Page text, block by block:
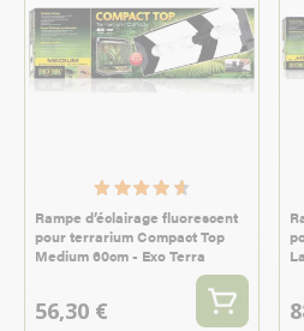
Rampe d’éclairage fluorescent
pour terrarium Compact Top
Medium 60cm - Exo Terra
56,30 €